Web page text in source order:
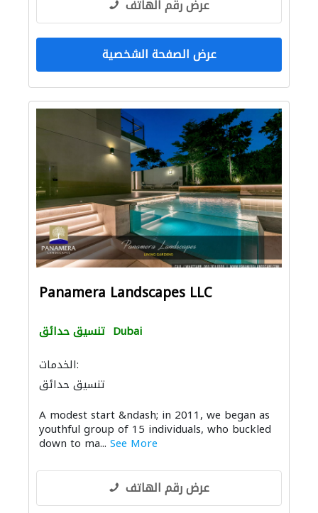
عرض رقم الهاتف
عرض الصفحة الشخصية
Panamera Landscapes LLC
تنسيق حدائق Dubai
الخدمات:
تنسيق حدائق
A modest start &ndash; in 2011, we began as
youthful group of 15 individuals, who buckled
down to ma... See More
عرض رقم الهاتف